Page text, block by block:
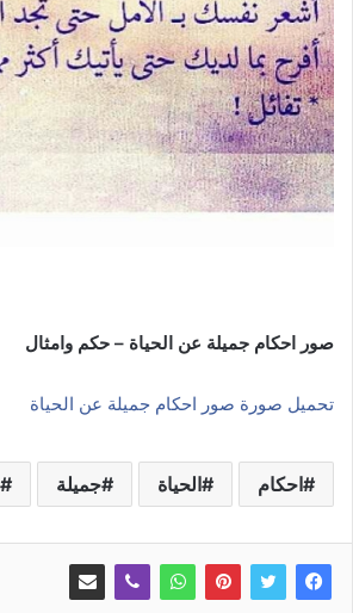
صور احكام جميلة عن الحياة – حكم وامثال
تحميل صورة صور احكام جميلة عن الحياة
احكام الحياة جميلة